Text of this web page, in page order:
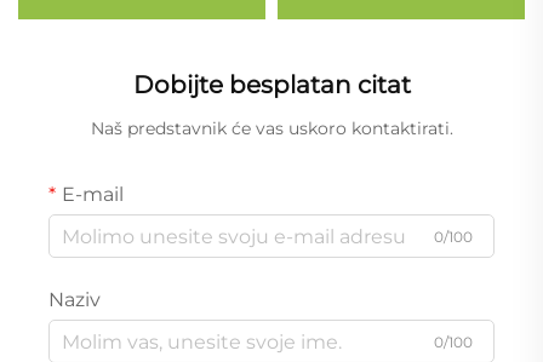
kućno napajanje i
LiFePO4 za vanjske
Dobijte besplatan citat
Naš predstavnik će vas uskoro kontaktirati.
E-mail
0/100
Naziv
0/100